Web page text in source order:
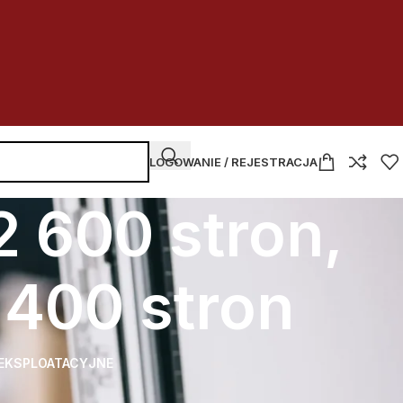
LOGOWANIE / REJESTRACJA
600 stron,
stron
startowy kolor – 1 400 stron